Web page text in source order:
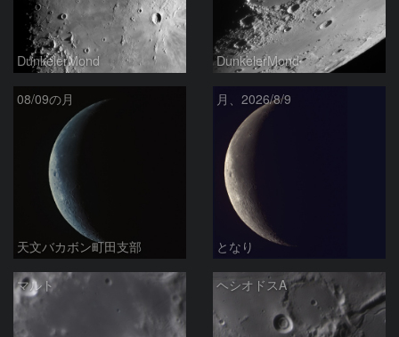
DunkelerMond DunkelerMond
08/09の月
天文バカボン町田支部
月、2026/8/9
となり
マルト ヘシオドスA